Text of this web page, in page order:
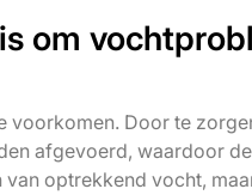
om
voorkomen. Door te
afgevoerd, waardoor
optrekkend vocht,